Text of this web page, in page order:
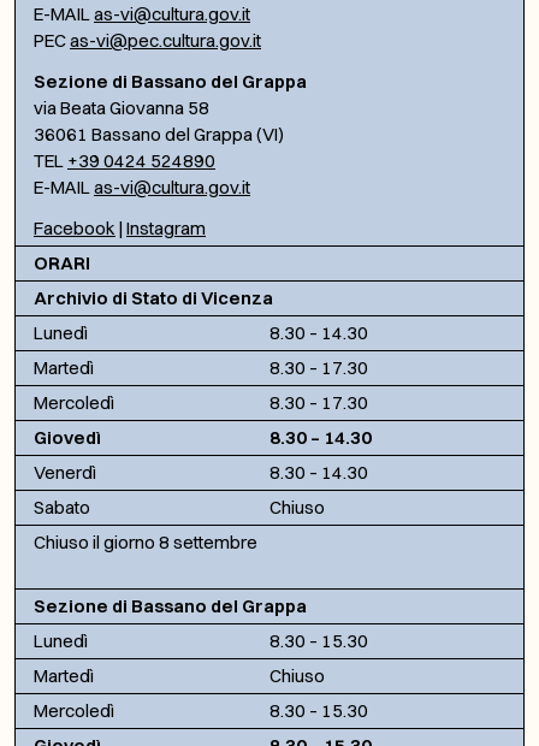
E-MAILas-vi@cultura.gov.it
PECas-vi@pec.cultura.gov.it
Sezione di Bassano del Grappa
via Beata Giovanna 58
36061 Bassano del Grappa (VI)
TEL +39 0424 524890
E-MAILas-vi@cultura.gov.it
Facebook | Instagram
ORARI
Archivio di Stato di Vicenza
Lunedì
8.30 – 14.30
Martedì
8.30 – 17.30
Mercoledì
8.30 – 17.30
Giovedì
8.30 – 14.30
Venerdì
8.30 – 14.30
Sabato
Chiuso
Chiuso il giorno 8 settembre
Sezione di Bassano del Grappa
Lunedì
8.30 – 15.30
Martedì
Chiuso
Mercoledì
8.30 – 15.30